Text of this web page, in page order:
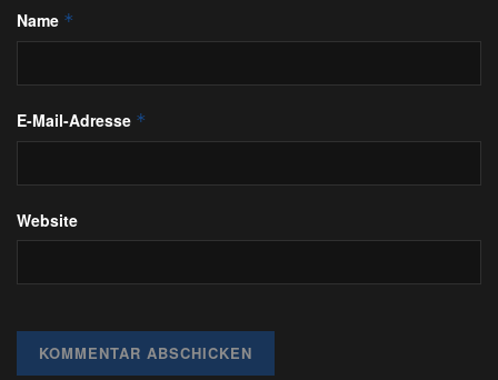
Name *
E-Mail-Adresse *
Website